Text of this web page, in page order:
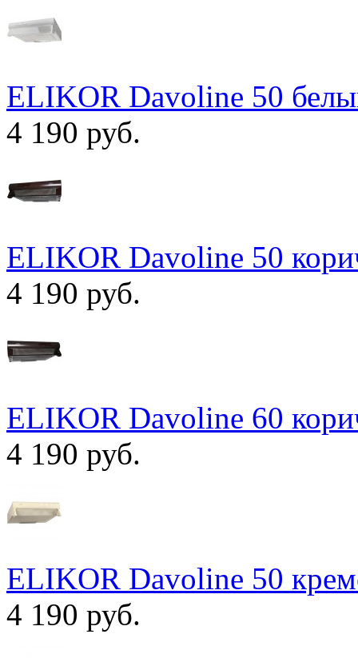
ELIKOR Davoline 50
4 190 руб.
ELIKOR Davoline 50
4 190 руб.
ELIKOR Davoline 60
4 190 руб.
ELIKOR Davoline 50
4 190 руб.